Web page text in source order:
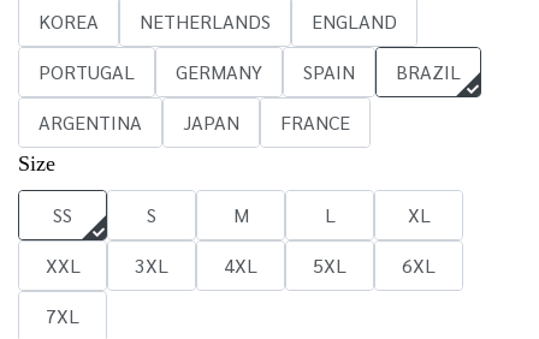
KOREA NETHERLANDS
ENGLAND
PORTUGAL
GERMANY SPAIN
BRAZIL
ARGENTINA
JAPAN FRANCE
Size
SS S M L
XL
XXL
3XL 4XL 5XL
6XL
7XL